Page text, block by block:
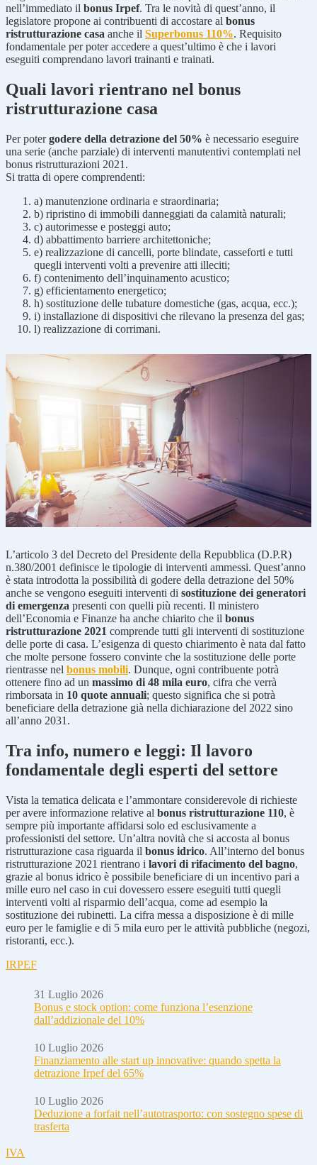
nell’immediato il bonus Irpef. Tra le novità di quest’anno, il
legislatore propone ai contribuenti di accostare al bonus
ristrutturazione casa anche il Superbonus 110%. Requisito
fondamentale per poter accedere a quest’ultimo è che i lavori
eseguiti comprendano lavori trainanti e trainati.
Quali lavori rientrano nel bonus
ristrutturazione casa
Per potergodere della detrazione del 50% è necessario eseguire
una serie (anche parziale) di interventi manutentivi contemplati nel
bonus ristrutturazioni 2021.
Si tratta di opere comprendenti:
a) manutenzione ordinaria e straordinaria;
b) ripristino di immobili danneggiati da calamità naturali;
c) autorimesse e posteggi auto;
d) abbattimento barriere architettoniche;
e) realizzazione di cancelli, porte blindate, casseforti e tutti
quegli interventi volti a prevenire atti illeciti;
f) contenimento dell’inquinamento acustico;
g) efficientamento energetico;
h) sostituzione delle tubature domestiche (gas, acqua, ecc.);
i) installazione di dispositivi che rilevano la presenza del gas;
l) realizzazione di corrimani.
L’articolo 3 del Decreto del Presidente della Repubblica (D.P.R)
n.380/2001 definisce le tipologie di interventi ammessi. Quest’anno
è stata introdotta la possibilità di godere della detrazione del 50%
anche se vengono eseguiti interventi di sostituzione dei generatori
di emergenza presenti con quelli più recenti. Il ministero
dell’Economia e Finanze ha anche chiarito che il bonus
ristrutturazione 2021 comprende tutti gli interventi di sostituzione
delle porte di casa. L’esigenza di questo chiarimento è nata dal fatto
che molte persone fossero convinte che la sostituzione delle porte
rientrasse nel bonus mobili. Dunque, ogni contribuente potrà
ottenere fino ad un massimo di 48 mila euro, cifra che verrà
rimborsata in 10 quote annuali; questo significa che si potrà
beneficiare della detrazione già nella dichiarazione del 2022 sino
all’anno 2031.
Tra info, numero e leggi: Il lavoro
fondamentale degli esperti del settore
Vista la tematica delicata e l’ammontare considerevole di richieste
per avere informazione relative al bonus ristrutturazione 110, è
sempre più importante affidarsi solo ed esclusivamente a
professionisti del settore. Un’altra novità che si accosta al bonus
ristrutturazione casa riguarda il bonus idrico. All’interno del bonus
ristrutturazione 2021 rientrano i lavori di rifacimento del bagno,
grazie al bonus idrico è possibile beneficiare di un incentivo pari a
mille euro nel caso in cui dovessero essere eseguiti tutti quegli
interventi volti al risparmio dell’acqua, come ad esempio la
sostituzione dei rubinetti. La cifra messa a disposizione è di mille
euro per le famiglie e di 5 mila euro per le attività pubbliche (negozi,
ristoranti, ecc.).
IRPEF
31 Luglio 2026
Bonus e stock option: come funziona l’esenzione
dall’addizionale del 10%
10 Luglio 2026
Finanziamento alle start up innovative: quando spetta la
detrazione Irpef del 65%
10 Luglio 2026
Deduzione a forfait nell’autotrasporto: con sostegno spese di
trasferta
IVA